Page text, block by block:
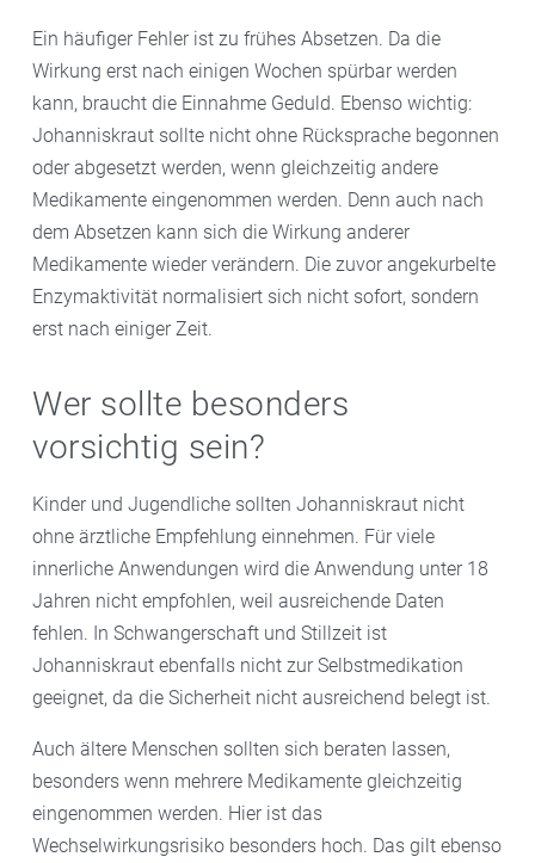
Ein häufiger Fehler ist zu frühes Absetzen. Da die
Wirkung erst nach einigen Wochen spürbar werden
kann, braucht die Einnahme Geduld. Ebenso wichtig:
Johanniskraut sollte nicht ohne Rücksprache begonnen
oder abgesetzt werden, wenn gleichzeitig andere
Medikamente eingenommen werden. Denn auch nach
dem Absetzen kann sich die Wirkung anderer
Medikamente wieder verändern. Die zuvor angekurbelte
Enzymaktivität normalisiert sich nicht sofort, sondern
erst nach einiger Zeit.
Wer sollte besonders
vorsichtig sein?
Kinder und Jugendliche sollten Johanniskraut nicht
ohne ärztliche Empfehlung einnehmen. Für viele
innerliche Anwendungen wird die Anwendung unter 18
Jahren nicht empfohlen, weil ausreichende Daten
fehlen. In Schwangerschaft und Stillzeit ist
Johanniskraut ebenfalls nicht zur Selbstmedikation
geeignet, da die Sicherheit nicht ausreichend belegt ist.
Auch ältere Menschen sollten sich beraten lassen,
besonders wenn mehrere Medikamente gleichzeitig
eingenommen werden. Hier ist das
Wechselwirkungsrisiko besonders hoch. Das gilt ebenso